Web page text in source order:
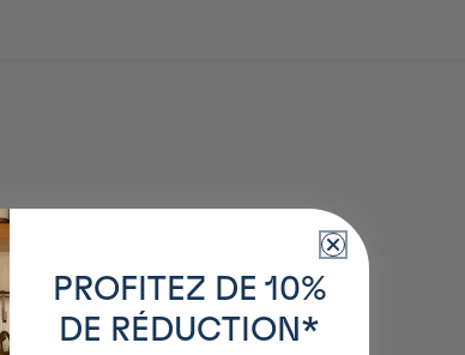
PROFITEZ DE 10%
DE RÉDUCTION*